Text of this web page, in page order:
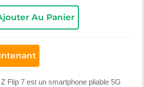
Au Panier
Flip 7 est un smartphone pliable 5G